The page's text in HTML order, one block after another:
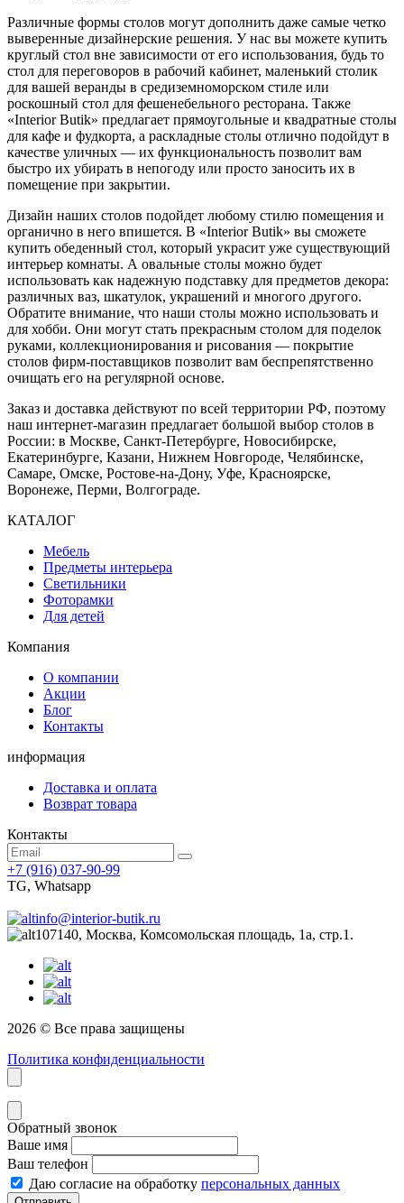
Различные формы столов могут дополнить даже самые четко
выверенные дизайнерские решения. У нас вы можете купить
круглый стол вне зависимости от его использования, будь то
стол для переговоров в рабочий кабинет, маленький столик
для вашей веранды в средиземноморском стиле или
роскошный стол для фешенебельного ресторана. Также
«Interior Butik» предлагает прямоугольные и квадратные столы
для кафе и фудкорта, а раскладные столы отлично подойдут в
качестве уличных — их функциональность позволит вам
быстро их убирать в непогоду или просто заносить их в
помещение при закрытии.
Дизайн наших столов подойдет любому стилю помещения и
органично в него впишется. В «Interior Butik» вы сможете
купить обеденный стол, который украсит уже существующий
интерьер комнаты. А овальные столы можно будет
использовать как надежную подставку для предметов декора:
различных ваз, шкатулок, украшений и многого другого.
Обратите внимание, что наши столы можно использовать и
для хобби. Они могут стать прекрасным столом для поделок
руками, коллекционирования и рисования — покрытие
столов фирм-поставщиков позволит вам беспрепятственно
очищать его на регулярной основе.
Заказ и доставка действуют по всей территории РФ, поэтому
наш интернет-магазин предлагает большой выбор столов в
России: в Москве, Санкт-Петербурге, Новосибирске,
Екатеринбурге, Казани, Нижнем Новгороде, Челябинске,
Самаре, Омске, Ростове-на-Дону, Уфе, Красноярске,
Воронеже, Перми, Волгограде.
КАТАЛОГ
Мебель
Предметы интерьера
Светильники
Фоторамки
Для детей
Компания
О компании
Акции
Блог
Контакты
информация
Доставка и оплата
Возврат товара
Контакты
+7 (916) 037-90-99
TG, Whatsapp
info@interior-butik.ru
107140, Москва, Комсомольская площадь, 1а, стр.1.
2026 © Все права защищены
Политика конфиденциальности
Обратный звонок
Ваше имя
Ваш телефон
Даю согласие на обработку персональных данных